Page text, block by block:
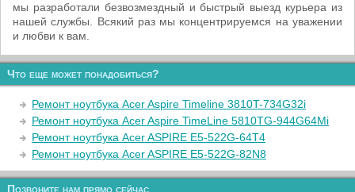
мы разработали безвозмездный и быстрый выезд курьера из
нашей службы. Всякий раз мы концентрируемся на уважении
и любви к вам.
Что еще может понадобиться?
Ремонт ноутбука Acer Aspire Timeline 3810T-734G32i
Ремонт ноутбука Acer Aspire TimeLine 5810TG-944G64Mi
Ремонт ноутбука Acer ASPIRE E5-522G-64T4
Ремонт ноутбука Acer ASPIRE E5-522G-82N8
Позвоните нам прямо сейчас